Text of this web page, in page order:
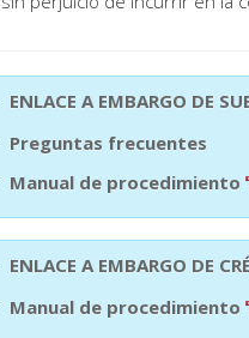
ENLACE A EMBARGO DE
Preguntas frecuentes
Manual de procedimiento
ENLACE A EMBARGO DE
Manual de procedimiento